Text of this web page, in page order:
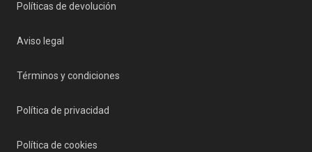
Políticas de devolución
Aviso legal
Términos y condiciones
Política de privacidad
Política de cookies